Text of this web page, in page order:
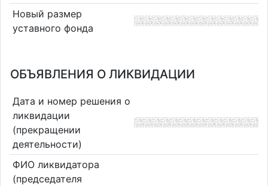
Новый размер
уставного фонда
ОБЪЯВЛЕНИЯ О ЛИКВИДАЦИИ
Дата и номер решения о
ликвидации
(прекращении
деятельности)
ФИО ликвидатора
(председателя